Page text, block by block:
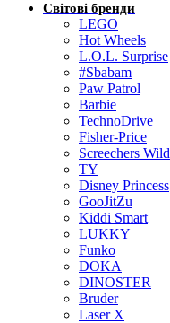
Світові бренди
LEGO
Hot Wheels
L.O.L. Surprise
#Sbabam
Paw Patrol
Barbie
TechnoDrive
Fisher-Price
Screechers Wild
TY
Disney Princess
GooJitZu
Kiddi Smart
LUKKY
Funko
DOKA
DINOSTER
Bruder
Laser X